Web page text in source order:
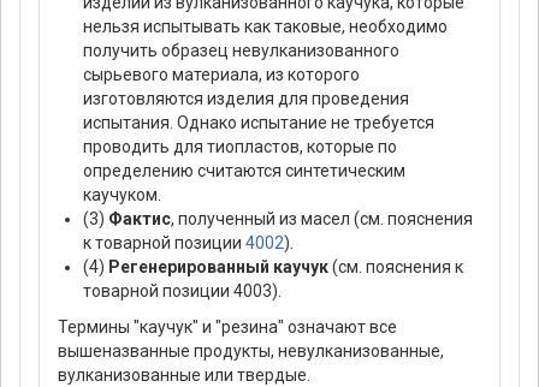
нельзя испытывать как таковые, необходимо
получить образец невулканизованного
сырьевого материала, из которого
изготовляются изделия для проведения
испытания. Однако испытание не требуется
проводить для тиопластов, которые по
определению считаются синтетическим
каучуком.
(3) Фактис, полученный из масел (см. пояснения
к товарной позиции 4002).
(4) Регенерированный каучук(см. пояснения к
товарной позиции 4003).
Термины "каучук" и "резина" означают все
вышеназванные продукты, невулканизованные,
вулканизованные или твердые.